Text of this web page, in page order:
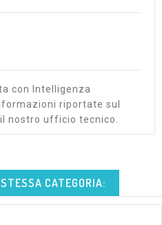
con Intelligenza
riportate sul
nostro ufficio tecnico.
CATEGORIA: